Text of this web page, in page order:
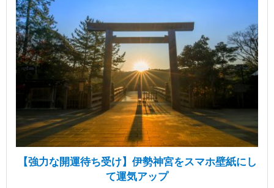
【強力な開運待ち受け】伊勢神宮をスマホ壁紙にし
て運気アップ